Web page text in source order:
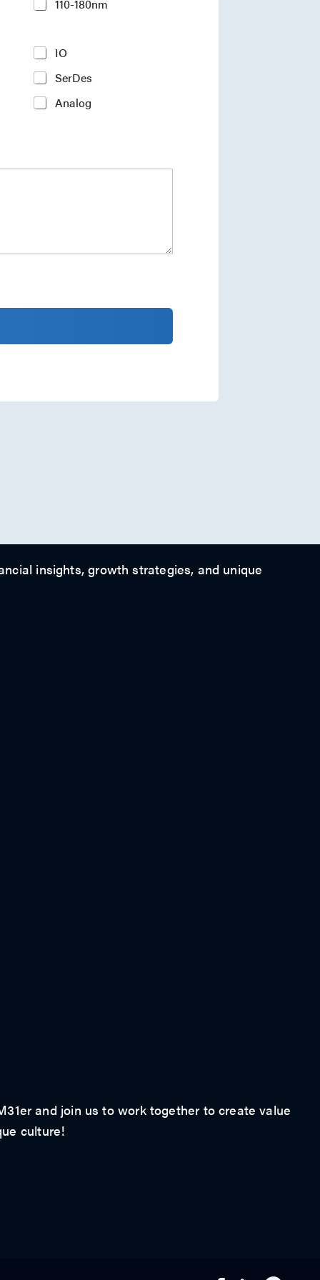
insights, growth strategies, and unique
and join us to work together to create value
culture!
110-180nm
IO
SerDes
Analog